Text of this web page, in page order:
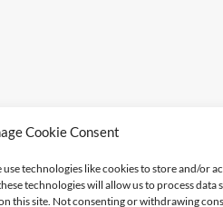
Cookie Consent
technologies like cookies to store and/or
technologies will allow us to process data
this site. Not consenting or withdrawing